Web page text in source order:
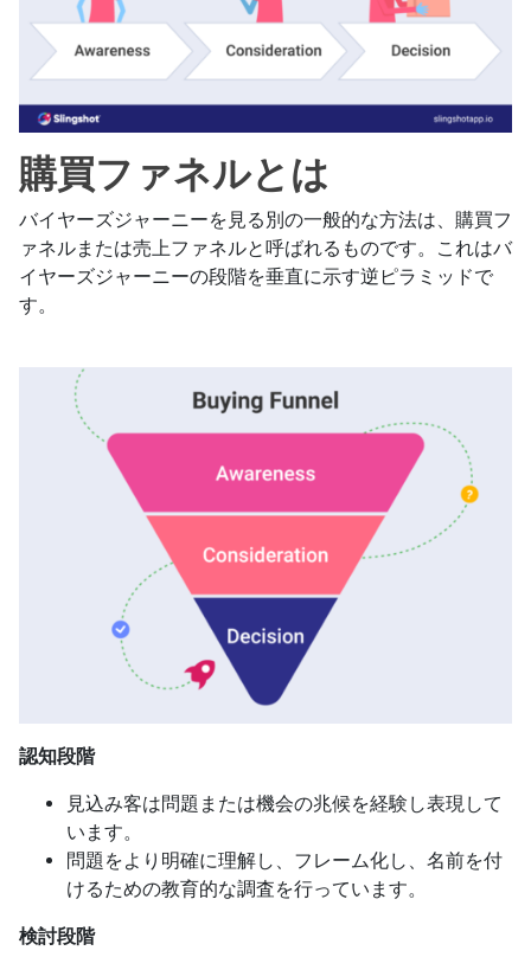
購買ファネルとは
バイヤーズジャーニーを見る別の一般的な方法は、購買フ
ァネルまたは売上ファネルと呼ばれるものです。これはバ
イヤーズジャーニーの段階を垂直に示す逆ピラミッドで
す。
認知段階
見込み客は問題または機会の兆候を経験し表現して
います。
問題をより明確に理解し、フレーム化し、名前を付
けるための教育的な調査を行っています。
検討段階